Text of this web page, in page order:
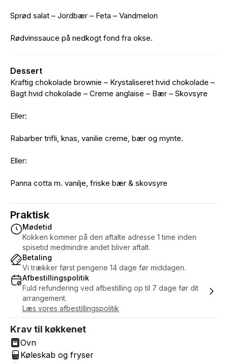
Sprød salat – Jordbær – Feta – Vandmelon
Rødvinssauce på nedkogt fond fra okse.
Dessert
Kraftig chokolade brownie – Krystaliseret hvid chokolade –
Bagt hvid chokolade – Creme anglaise – Bær – Skovsyre
Eller:
Rabarber trifli, knas, vanilie creme, bær og mynte.
Eller:
Panna cotta m. vanilje, friske bær & skovsyre
Praktisk
Mødetid
Kokken kommer på den aftalte adresse 1 time inden
spisetid medmindre andet bliver aftalt.
Betaling
Vi trækker først pengene 14 dage før middagen.
Afbestillingspolitik
Fuld refundering ved afbestilling op til 7 dage før dit
arrangement.
Læs vores afbestillingspolitik
Krav til køkkenet
Ovn
Køleskab og fryser